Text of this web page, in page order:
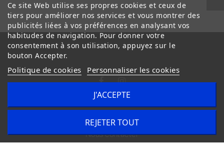
Conditions Générales de Vente
Nous contacter
Ce site Web utilise ses propres cookies et ceux de
tiers pour améliorer nos services et vous montrer des
publicités liées à vos préférences en analysant vos
habitudes de navigation. Pour donner votre
consentement à son utilisation, appuyez sur le
bouton Accepter.
Politique de cookies Personnaliser les cookies
REJETER TOUT
J'ACCEPTE